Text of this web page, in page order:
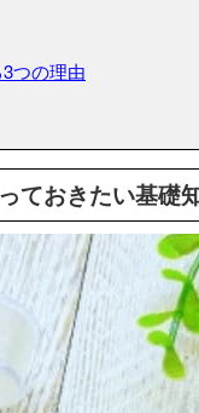
つの理由
ておきたい基礎